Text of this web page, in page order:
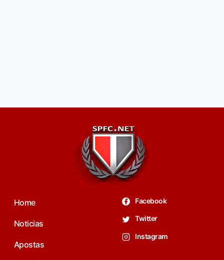
Home
Noticias
Apostas
Facebook
Twitter
Instagram